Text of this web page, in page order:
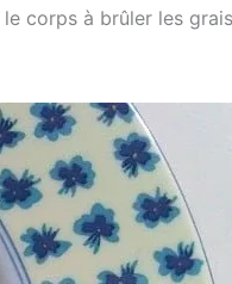
corps à brûler les